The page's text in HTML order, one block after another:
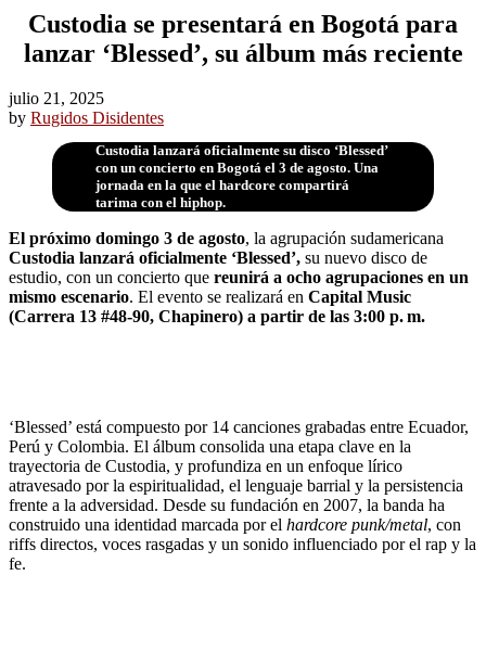
Custodia se presentará en Bogotá para
lanzar ‘Blessed’, su álbum más reciente
julio 21, 2025
by Rugidos Disidentes
Custodia lanzará oficialmente su disco ‘Blessed’
con un concierto en Bogotá el 3 de agosto. Una
jornada en la que el hardcore compartirá
tarima con el hiphop.
El próximo domingo 3 de agosto, la agrupación sudamericana
Custodia lanzará oficialmente ‘Blessed’, su nuevo disco de
estudio, con un concierto que reunirá a ocho agrupaciones en un
mismo escenario. El evento se realizará en Capital Music
(Carrera 13 #48-90, Chapinero) a partir de las 3:00 p.m.
‘Blessed’ está compuesto por 14 canciones grabadas entre Ecuador,
Perú y Colombia. El álbum consolida una etapa clave en la
trayectoria de Custodia, y profundiza en un enfoque lírico
atravesado por la espiritualidad, el lenguaje barrial y la persistencia
frente a la adversidad. Desde su fundación en 2007, la banda ha
construido una identidad marcada por el hardcore punk/metal, con
riffs directos, voces rasgadas y un sonido influenciado por el rap y la
fe.